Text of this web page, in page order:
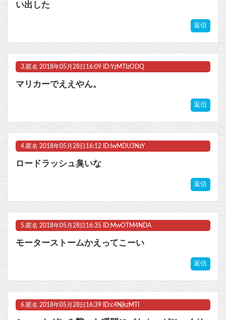
い出した
返信
3. 匿名 2018年05月28日16:09 ID:YzMTIzODQ
マリカーでええやん。
返信
4. 匿名 2018年05月28日16:12 ID:IwMDU3NzY
ロードラッシュ臭いな
返信
5. 匿名 2018年05月28日16:35 ID:MwOTM4NDA
モーターストームかえってこーい
返信
6. 匿名 2018年05月28日16:39 ID:c4NjkzMTI